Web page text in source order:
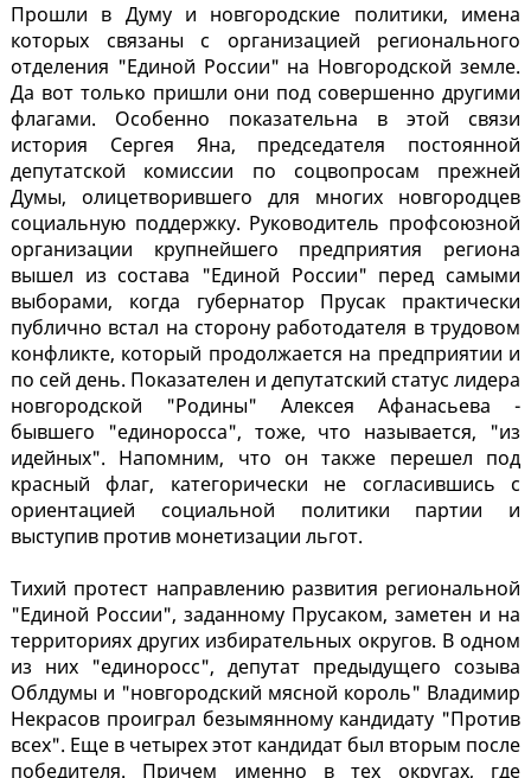
Прошли в Думу и новгородские политики, имена
которых связаны с организацией регионального
отделения "Единой России" на Новгородской земле.
Да вот только пришли они под совершенно другими
флагами. Особенно показательна в этой связи
история Сергея Яна, председателя постоянной
депутатской комиссии по соцвопросам прежней
Думы, олицетворившего для многих новгородцев
социальную поддержку. Руководитель профсоюзной
организации крупнейшего предприятия региона
вышел из состава "Единой России" перед самыми
выборами, когда губернатор Прусак практически
публично встал на сторону работодателя в трудовом
конфликте, который продолжается на предприятии и
по сей день. Показателен и депутатский статус лидера
новгородской "Родины" Алексея Афанасьева -
бывшего "единоросса", тоже, что называется, "из
идейных". Напомним, что он также перешел под
красный флаг, категорически не согласившись с
ориентацией социальной политики партии и
выступив против монетизации льгот.
Тихий протест направлению развития региональной
"Единой России", заданному Прусаком, заметен и на
территориях других избирательных округов. В одном
из них "единоросс", депутат предыдущего созыва
Облдумы и "новгородский мясной король" Владимир
Некрасов проиграл безымянному кандидату "Против
всех". Еще в четырех этот кандидат был вторым после
победителя. Причем именно в тех округах, где